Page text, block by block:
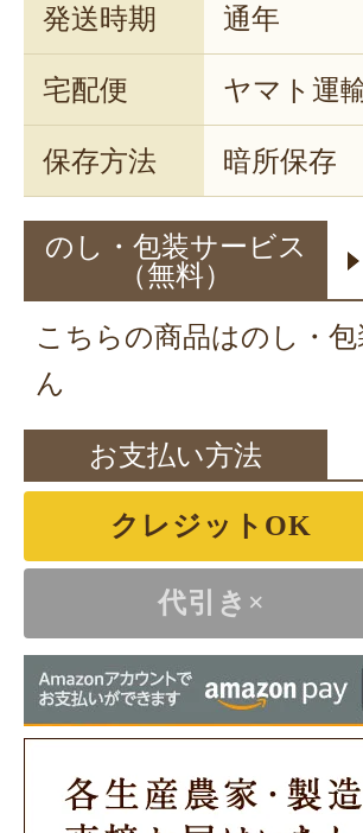
発送時期 通年
宅配便 ヤマト運
保存方法 暗所保存
のし・包装サービス
（無料）
こちらの商品はのし・
ん
お支払い方法
クレジットOK
代引き×